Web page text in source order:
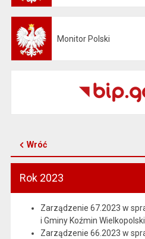
Monitor Polski
Wróć
Rok 2023
Zarządzenie 67.2023 w
i Gminy Koźmin
Zarządzenie 66.2023 w